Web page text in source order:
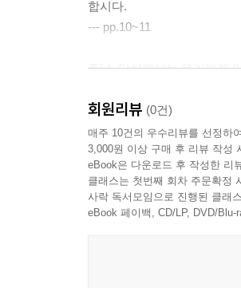
합시다.
--- pp.10~11
주님, 당신께서는 우리에게
우리의 속 눈을 밝혀 주소서.
지나치게 구부러진 우리의
그리하여 우리의 생명이 당
--- p. 427
사랑의 주님, 한 해를 마감합
회원리뷰 (0건)
매주 10건의 우수리뷰를 선정하
3,000원 이상 구매 후 리뷰 작성
eBook은 다운로드 후 작성한 리
클래스는 첫번째 회차 주문확정
사락 독서모임으로 진행된 클래
eBook 페이백, CD/LP, DVD/